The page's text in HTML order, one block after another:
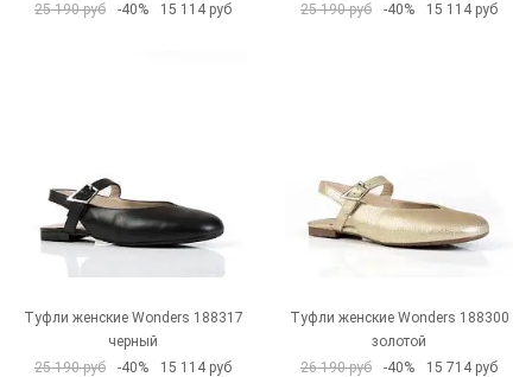
25 190 руб
-40% 15 114 руб
25 190 руб
-40% 15 114 руб
Туфли женские Wonders 188317
черный
25 190 руб
-40% 15 114 руб
Туфли женские Wonders 188300
золотой
26 190 руб
-40% 15 714 руб